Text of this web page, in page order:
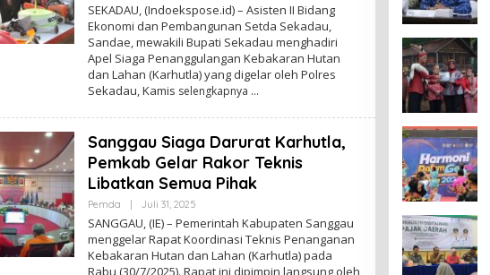
E
H
A
D
M
I
N
SEKADAU, (Indoekspose.id) – Asisten II Bidang
Ekonomi dan Pembangunan Setda Sekadau,
Sandae, mewakili Bupati Sekadau menghadiri
Apel Siaga Penanggulangan Kebakaran Hutan
dan Lahan (Karhutla) yang digelar oleh Polres
Sekadau, Kamis selengkapnya
Sanggau Siaga Darurat Karhutla,
Pemkab Gelar Rakor Teknis
Libatkan Semua Pihak
Pemda Juli 31, 2025
E
H
A
D
SANGGAU, (IE) – Pemerintah Kabupaten Sanggau
menggelar Rapat Koordinasi Teknis Penanganan
Kebakaran Hutan dan Lahan (Karhutla) pada
Rabu (30/7/2025). Rapat ini dipimpin langsung oleh